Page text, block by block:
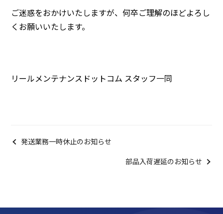
ご迷惑をおかけいたしますが、何卒ご理解のほどよろし
くお願いいたします。
リールメンテナンスドットコム スタッフ一同
発送業務一時休止のお知らせ
部品入荷遅延のお知らせ